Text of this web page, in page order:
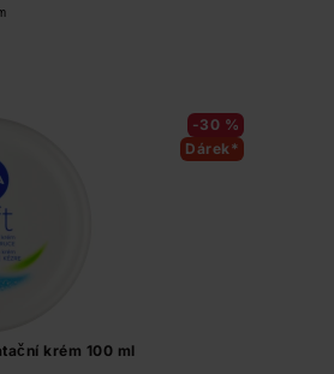
-30 %
Dárek*
krém 100 ml